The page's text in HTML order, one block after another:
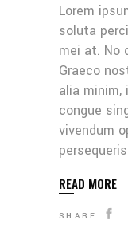
Lorem
soluta
mei at. No
Graeco
alia
congue
vivendum
READ MORE
SHARE